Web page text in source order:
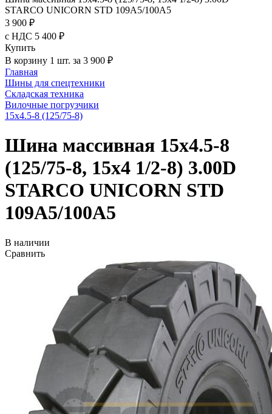
STARCO UNICORN STD 109A5/100A5
3 900 ₽
с НДС 5 400 ₽
Купить
В корзину 1 шт. за 3 900 ₽
Главная
Шины для спецтехники
Складская техника
Вилочные погрузчики
15x4.5-8 (125/75-8)
Шина массивная 15x4.5-8
(125/75-8, 15x4 1/2-8) 3.00D
STARCO UNICORN STD
109A5/100A5
В наличии
Сравнить